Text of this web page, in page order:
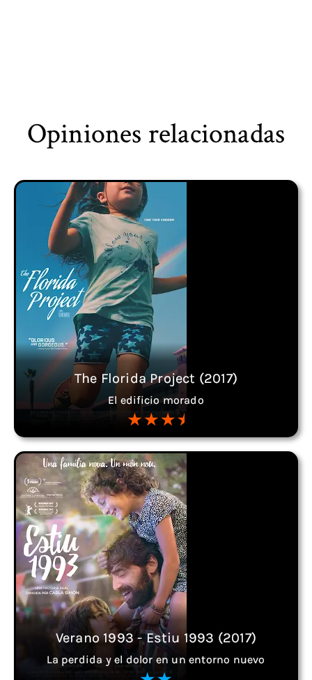
Opiniones relacionadas
The Florida Project (2017)
El edificio morado
Verano 1993 - Estiu 1993 (2017)
La perdida y el dolor en un entorno nuevo